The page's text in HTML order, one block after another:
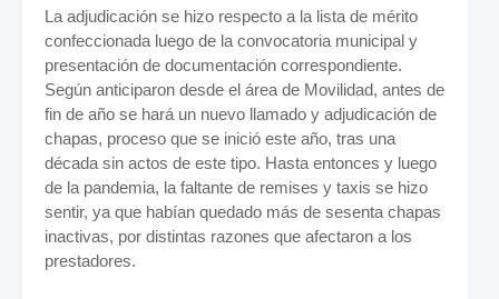
La adjudicación se hizo respecto a la lista de mérito
confeccionada luego de la convocatoria municipal y
presentación de documentación correspondiente.
Según anticiparon desde el área de Movilidad, antes de
fin de año se hará un nuevo llamado y adjudicación de
chapas, proceso que se inició este año, tras una
década sin actos de este tipo. Hasta entonces y luego
de la pandemia, la faltante de remises y taxis se hizo
sentir, ya que habían quedado más de sesenta chapas
inactivas, por distintas razones que afectaron a los
prestadores.